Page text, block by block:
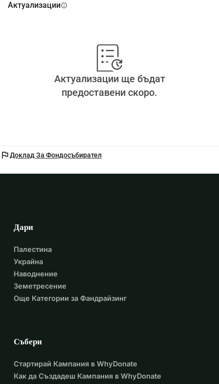
Актуализацииinfo
Актуализации ще бъдат
предоставени скоро.
flagДоклад За Фондосъбирател
Дари
Палестина
Украйна
Наводнение
Земетресение
Още Категории за Фандрайзинг
Събери
Стартирай Кампания в WhyDonate
Как да Създадеш Кампания в WhyDonate